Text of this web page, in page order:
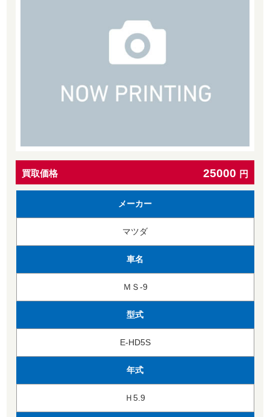
買取価格 25000 円
メーカー
マツダ
車名
ＭＳ-9
型式
E-HD5S
年式
Ｈ5.9